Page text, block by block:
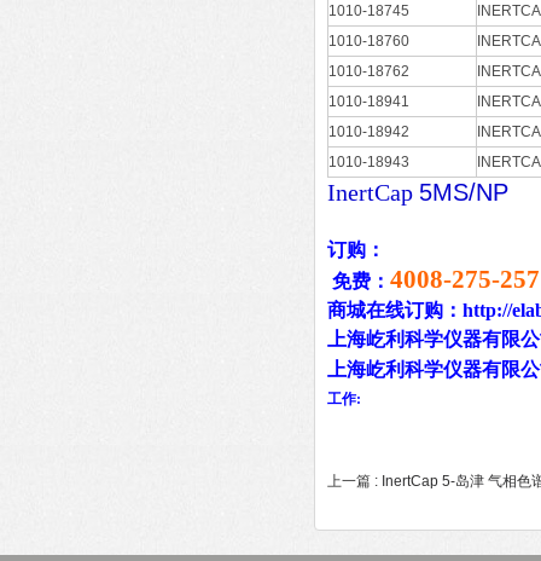
1010-18745
1010-18760
1010-18762
1010-18941
1010-18942
1010-18943
InertCap 5MS/NP
订购：
免费： 4008-275-257
商城在线订购：http://
上海屹利科学仪器有限
上海屹利科学仪器有限
工作:
上一篇 : InertCap 5-岛津 气相色